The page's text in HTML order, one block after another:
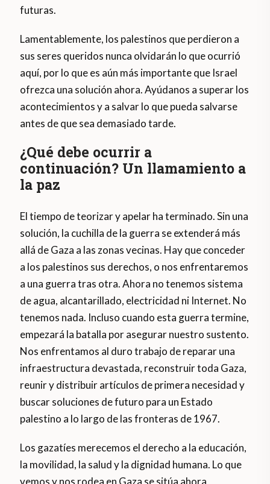
futuras.
Lamentablemente, los palestinos que perdieron a
sus seres queridos nunca olvidarán lo que ocurrió
aquí, por lo que es aún más importante que Israel
ofrezca una solución ahora. Ayúdanos a superar los
acontecimientos y a salvar lo que pueda salvarse
antes de que sea demasiado tarde.
¿Qué debe ocurrir a
continuación? Un llamamiento a
la paz
El tiempo de teorizar y apelar ha terminado. Sin una
solución, la cuchilla de la guerra se extenderá más
allá de Gaza a las zonas vecinas. Hay que conceder
a los palestinos sus derechos, o nos enfrentaremos
a una guerra tras otra. Ahora no tenemos sistema
de agua, alcantarillado, electricidad ni Internet. No
tenemos nada. Incluso cuando esta guerra termine,
empezará la batalla por asegurar nuestro sustento.
Nos enfrentamos al duro trabajo de reparar una
infraestructura devastada, reconstruir toda Gaza,
reunir y distribuir artículos de primera necesidad y
buscar soluciones de futuro para un Estado
palestino a lo largo de las fronteras de 1967.
Los gazatíes merecemos el derecho a la educación,
la movilidad, la salud y la dignidad humana. Lo que
vemos y nos rodea en Gaza se sitúa ahora